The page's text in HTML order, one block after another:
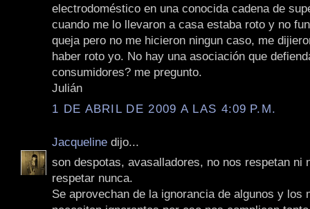
electrodoméstico en una conocida cadena de
cuando me lo llevaron a casa estaba roto y no
queja pero no me hicieron ningun caso, me
haber roto yo. No hay una asociación que
consumidores? me pregunto.
Julián
1 DE ABRIL DE 2009 A LAS 4:09 P.M.
Jacqueline dijo...
son despotas, avasalladores, no nos respetan ni
respetar nunca.
Se aprovechan de la ignorancia de algunos y los